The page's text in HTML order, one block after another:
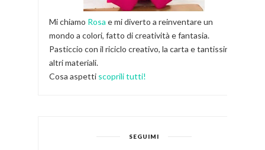
Mi chiamo Rosa e mi diverto a reinventare un
mondo a colori, fatto di creatività e fantasia.
Pasticcio con il riciclo creativo, la carta e tantissimi
altri materiali.
Cosa aspetti scoprili tutti!
SEGUIMI